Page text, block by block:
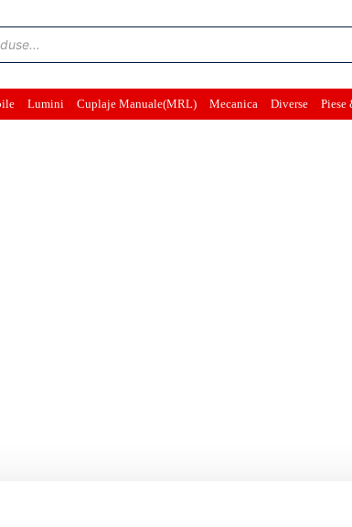
Lumini Cuplaje Manuale(MRL) Mecanica Diverse Piese